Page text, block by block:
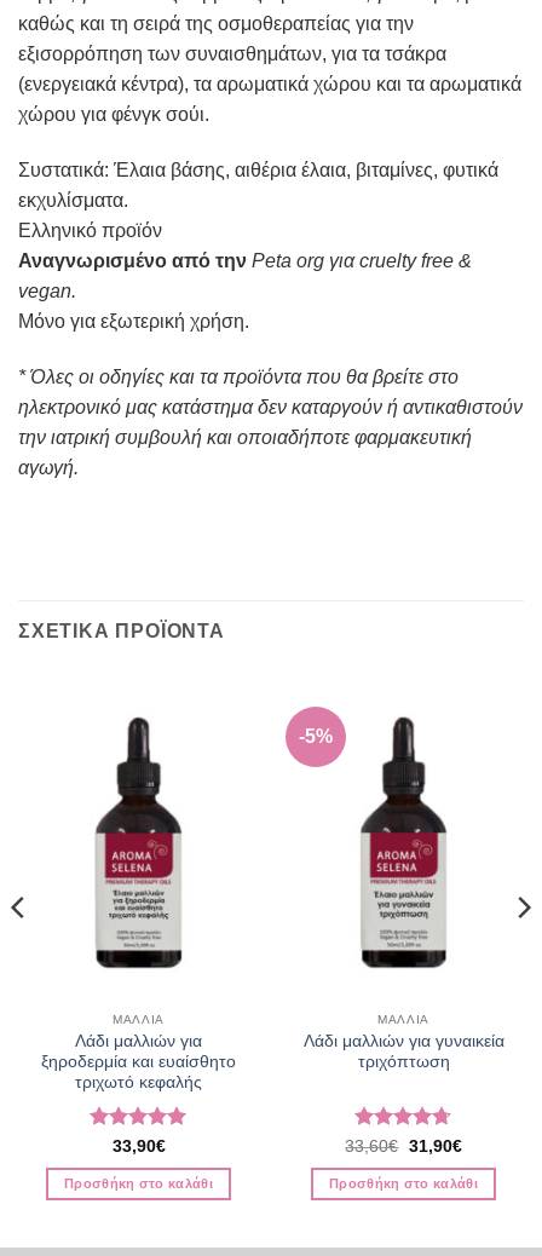
καθώς και τη σειρά της οσμοθεραπείας για την
εξισορρόπηση των συναισθημάτων, για τα τσάκρα
(ενεργειακά κέντρα), τα αρωματικά χώρου και τα αρωματικά
χώρου για φένγκ σούι.
Συστατικά: Έλαια βάσης, αιθέρια έλαια, βιταμίνες, φυτικά
εκχυλίσματα.
Ελληνικό προϊόν
Αναγνωρισμένο από την Peta org για cruelty free &
vegan.
Μόνο για εξωτερική χρήση.
* Όλες οι οδηγίες και τα προϊόντα που θα βρείτε στο
ηλεκτρονικό μας κατάστημα δεν καταργούν ή αντικαθιστούν
την ιατρική συμβουλή και οποιαδήποτε φαρμακευτική
αγωγή.
ΣΧΕΤΙΚΑ ΠΡΟΪΟΝΤΑ
ΜΑΛΛΙΑ
Λάδι μαλλιών για
ξηροδερμία και ευαίσθητο
τριχωτό κεφαλής
Βαθμολογήθηκε
με5από 5
33,90€
Προσθήκη στο καλάθι
-5%
ΜΑΛΛΙΑ
Λάδι μαλλιών για γυναικεία
τριχόπτωση
Βαθμολογήθηκε
με4.67
από 5
33,60€ Original
was:
33,60€.
31,90€Η
τιμή
είναι:
Προσθήκη στο καλάθι